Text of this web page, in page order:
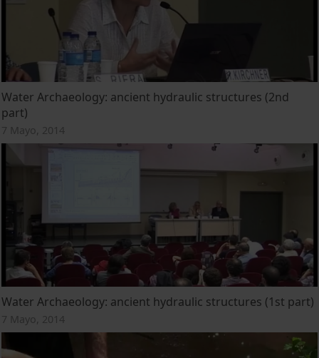
Water Archaeology: ancient hydraulic structures (2nd
part)
7 Mayo, 2014
Water Archaeology: ancient hydraulic structures (1st part)
7 Mayo, 2014